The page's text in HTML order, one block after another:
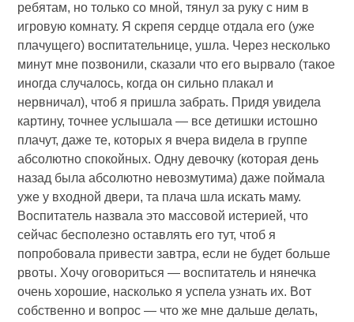
ребятам, но только со мной, тянул за руку с ним в
игровую комнату. Я скрепя сердце отдала его (уже
плачущего) воспитательнице, ушла. Через несколько
минут мне позвонили, сказали что его вырвало (такое
иногда случалось, когда он сильно плакал и
нервничал), чтоб я пришла забрать. Придя увидела
картину, точнее услышала — все детишки истошно
плачут, даже те, которых я вчера видела в группе
абсолютно спокойных. Одну девочку (которая день
назад была абсолютно невозмутима) даже поймала
уже у входной двери, та плача шла искать маму.
Воспитатель назвала это массовой истерией, что
сейчас бесполезно оставлять его тут, чтоб я
попробовала привести завтра, если не будет больше
рвоты. Хочу оговориться — воспитатель и нянечка
очень хорошие, насколько я успела узнать их. Вот
собственно и вопрос — что же мне дальше делать,